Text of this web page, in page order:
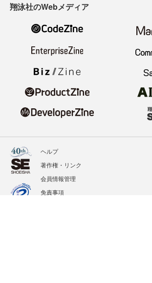
翔泳社のWebメディア
ヘルプ
著作権・リンク
会員情報管理
免責事項